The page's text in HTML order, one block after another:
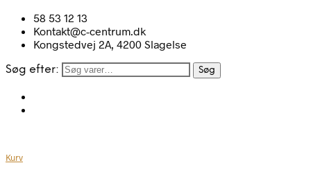
58 53 12 13
Kontakt@c-centrum.dk
Kongstedvej 2A, 4200 Slagelse
Søg efter: Søg
Kurv